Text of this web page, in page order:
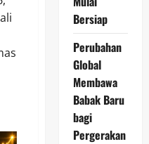
Bersiap
Perubahan
Global
Membawa
Babak Baru
bagi
Pergerakan